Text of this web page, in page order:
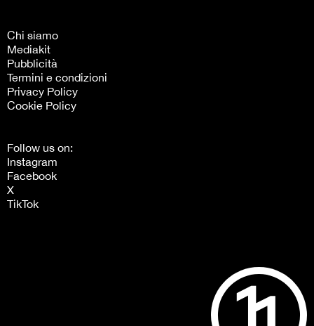
Chi siamo
Mediakit
Pubblicità
Termini e condizioni
Privacy Policy
Cookie Policy
Follow us on:
Instagram
Facebook
X
TikTok